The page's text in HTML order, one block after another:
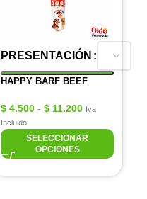
PRESENTACIÓN
HAPPY BARF BEEF
$ 4.500 - $ 11.200 Iva
Incluido
SELECCIONAR
OPCIONES